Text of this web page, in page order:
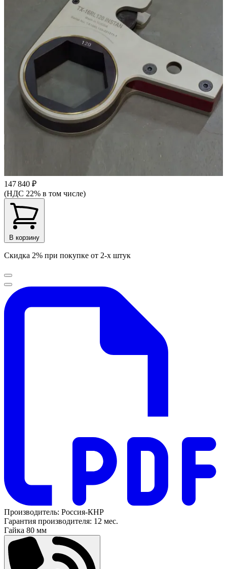
147 840 ₽
(НДС 22% в том числе)
В корзину
Скидка 2% при покупке от 2-х штук
Производитель: Россия-КНР
Гарантия производителя: 12 мес.
Гайка 80 мм